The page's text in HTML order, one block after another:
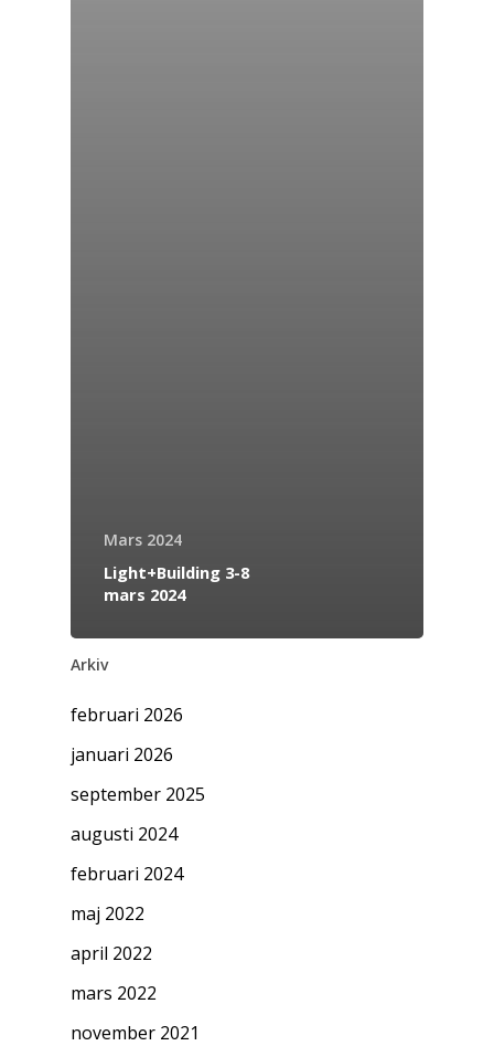
Mars 2024
Light+Building 3-8
mars 2024
Arkiv
februari 2026
januari 2026
september 2025
augusti 2024
februari 2024
maj 2022
april 2022
mars 2022
november 2021